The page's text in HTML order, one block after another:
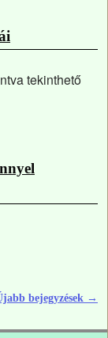
tekinthető
bejegyzések →